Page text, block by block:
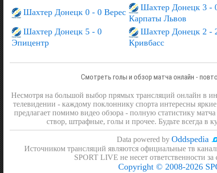
Шахтер Донецк 0 - 0 Верес
Шахтер Донецк 3 -
Карпаты Львов
Шахтер Донецк 5 - 0
Эпицентр
Шахтер Донецк 2 -
Кривбасс
Смотреть голы и обзор матча онлайн -
Несмотря на большой выбор прямых трансляций онлайн в
телевидении - каждому поклоннику спорта интересны
предлагает помимо видео обзора - полную статистику
створ, штрафные, голы и прочее. Будьте всегда в
Data powered byOddspedia
Источником трансляций являются официальные тв
SPORT LIVE не несет ответственности
Copyright © 2008-2026